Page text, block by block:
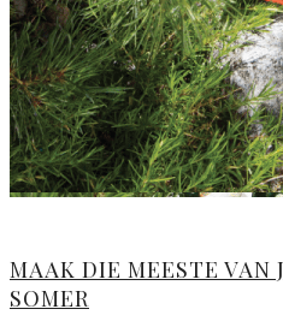
MAAK DIE MEESTE VAN
SOMER